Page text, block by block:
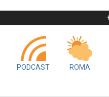
PODCAST ROMA